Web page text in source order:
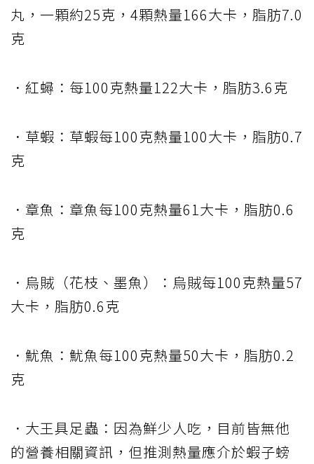
丸，一顆約25克，4顆熱量166大卡，脂肪7.0
克
．紅蟳：每100克熱量122大卡，脂肪3.6克
．草蝦：草蝦每100克熱量100大卡，脂肪0.7
克
．章魚：章魚每100克熱量61大卡，脂肪0.6
克
．烏賊（花枝、墨魚）：烏賊每100克熱量57
大卡，脂肪0.6克
．魷魚：魷魚每100克熱量50大卡，脂肪0.2
克
．大王具足蟲：因為鮮少人吃，目前皆無他
的營養相關資訊，但推測熱量應介於蝦子螃